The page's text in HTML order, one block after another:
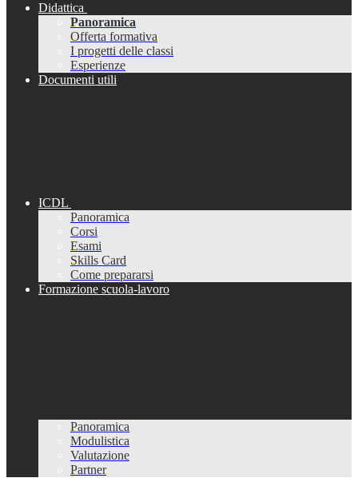
Didattica
Panoramica
Offerta formativa
I progetti delle classi
Esperienze
Documenti utili
ICDL
Panoramica
Corsi
Esami
Skills Card
Come prepararsi
Formazione scuola-lavoro
Panoramica
Modulistica
Valutazione
Partner